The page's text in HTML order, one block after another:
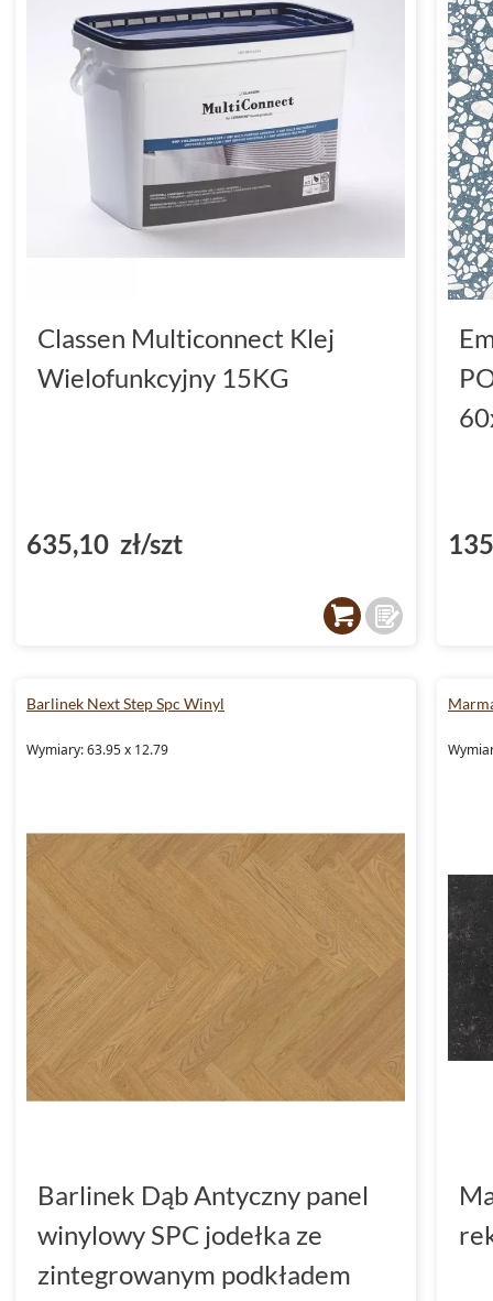
Classen Multiconnect Klej
Wielofunkcyjny 15KG
635,10 zł/szt
Barlinek Next Step Spc Winyl
Wymiary: 63.95 x 12.79
Barlinek Dąb Antyczny panel
winylowy SPC jodełka ze
zintegrowanym podkładem